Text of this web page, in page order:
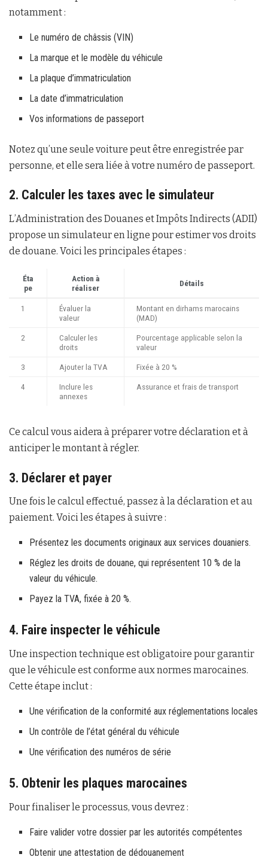
notamment :
Le numéro de châssis (VIN)
La marque et le modèle du véhicule
La plaque d’immatriculation
La date d’immatriculation
Vos informations de passeport
Notez qu’une seule voiture peut être enregistrée par
personne, et elle sera liée à votre numéro de passeport.
2. Calculer les taxes avec le simulateur
L’Administration des Douanes et Impôts Indirects (ADII)
propose un simulateur en ligne pour estimer vos droits
de douane. Voici les principales étapes :
Éta
pe
Action à
réaliser
Détails
1
Évaluer la
valeur
Montant en dirhams marocains
(MAD)
2
Calculer les
droits
Pourcentage applicable selon la
valeur
3 Ajouter la TVA Fixée à 20 %
4
Inclure les
annexes
Assurance et frais de transport
Ce calcul vous aidera à préparer votre déclaration et à
anticiper le montant à régler.
3. Déclarer et payer
Une fois le calcul effectué, passez à la déclaration et au
paiement. Voici les étapes à suivre :
Présentez les documents originaux aux services douaniers.
Réglez les droits de douane, qui représentent 10 % de la
valeur du véhicule.
Payez la TVA, fixée à 20 %.
4. Faire inspecter le véhicule
Une inspection technique est obligatoire pour garantir
que le véhicule est conforme aux normes marocaines.
Cette étape inclut :
Une vérification de la conformité aux réglementations locales
Un contrôle de l’état général du véhicule
Une vérification des numéros de série
5. Obtenir les plaques marocaines
Pour finaliser le processus, vous devrez :
Faire valider votre dossier par les autorités compétentes
Obtenir une attestation de dédouanement